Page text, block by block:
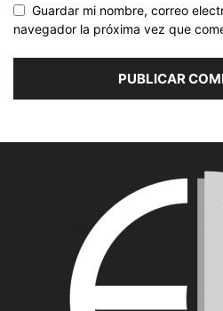
Guardar mi nombre, correo
navegador la próxima vez que